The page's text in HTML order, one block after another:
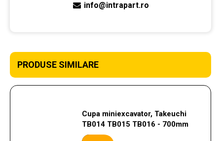
info@intrapart.ro
PRODUSE SIMILARE
Cupa miniexcavator, Takeuchi
TB014 TB015 TB016 - 700mm